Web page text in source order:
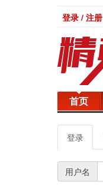
登录 / 注册
首页
登录
用户名